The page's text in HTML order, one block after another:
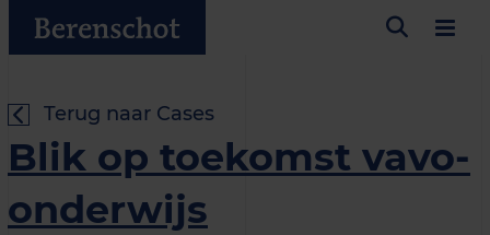
Terug naar Cases
Blik op toekomst vavo-
onderwijs